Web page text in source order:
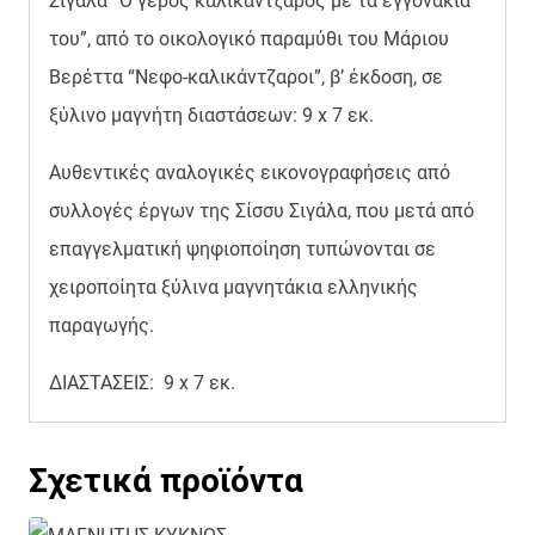
του”, από το οικολογικό παραμύθι του Μάριου
Βερέττα “Νεφο-καλικάντζαροι”, β’ έκδοση, σε
ξύλινο μαγνήτη διαστάσεων: 9 x 7 εκ.
Αυθεντικές αναλογικές εικονογραφήσεις από
συλλογές έργων της Σίσσυ Σιγάλα, που μετά από
επαγγελματική ψηφιοποίηση τυπώνονται σε
χειροποίητα ξύλινα μαγνητάκια ελληνικής
παραγωγής.
ΔΙΑΣΤΑΣΕΙΣ: 9 x 7 εκ.
Σχετικά προϊόντα